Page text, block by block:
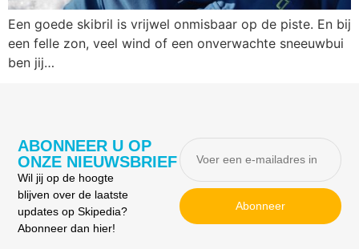
Een goede skibril is vrijwel onmisbaar op de piste. En bij
een felle zon, veel wind of een onverwachte sneeuwbui
ben jij…
ABONNEER U OP
ONZE NIEUWSBRIEF
Wil jij op de hoogte
blijven over de laatste
updates op Skipedia?
Abonneer dan hier!
Abonneer